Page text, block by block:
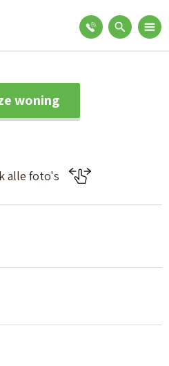
woning
alle foto's